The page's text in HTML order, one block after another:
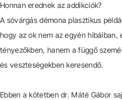
Honnan erednek az addikciók?
A sóvárgás démona plasztikus
hogy az ok nem az egyén hibáiban,
tényezőkben, hanem a függő
és veszteségekben keresendő.
Ebben a kötetben dr. Máté Gábor